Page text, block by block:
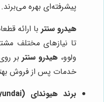
پیشرفته‌ای بهره می‌برند.
هیدرو سنتر با ارائه
تا نیازهای مختلف
ولوو، هیدرو سنتربر
خدمات پس از فروش
برند هیوندای (Hyundai):